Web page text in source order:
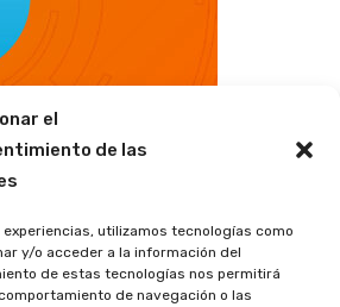
el
de las
utilizamos tecnologías como
y/o acceder a la información del
de estas tecnologías nos permitirá
de navegación o las